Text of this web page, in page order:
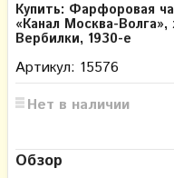
Купить: Фарфоровая
«Канал Москва-
Вербилки, 1930-е
Артикул: 15576
Нет в наличии
Обзор